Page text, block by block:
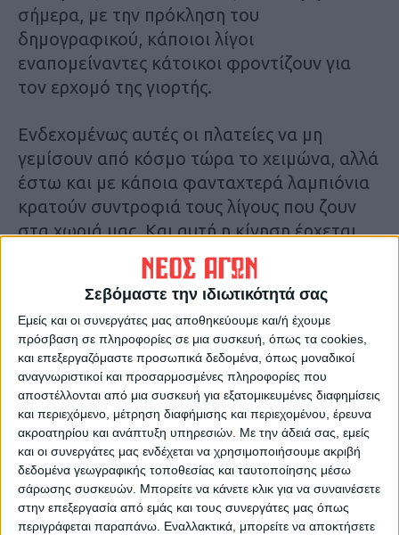
Σεβόμαστε την ιδιωτικότητά σας
Εμείς και οι συνεργάτες μας αποθηκεύουμε και/ή έχουμε
πρόσβαση σε πληροφορίες σε μια συσκευή, όπως τα cookies,
και επεξεργαζόμαστε προσωπικά δεδομένα, όπως μοναδικοί
αναγνωριστικοί και προσαρμοσμένες πληροφορίες που
αποστέλλονται από μια συσκευή για εξατομικευμένες διαφημίσεις
και περιεχόμενο, μέτρηση διαφήμισης και περιεχομένου, έρευνα
ακροατηρίου και ανάπτυξη υπηρεσιών. Με την άδειά σας, εμείς
και οι συνεργάτες μας ενδέχεται να χρησιμοποιήσουμε ακριβή
δεδομένα γεωγραφικής τοποθεσίας και ταυτοποίησης μέσω
σάρωσης συσκευών. Μπορείτε να κάνετε κλικ για να συναινέσετε
στην επεξεργασία από εμάς και τους συνεργάτες μας όπως
περιγράφεται παραπάνω. Εναλλακτικά, μπορείτε να αποκτήσετε
σήμερα, με την πρόκληση του
δημογραφικού, κάποιοι λίγοι
εναπομείναντες κάτοικοι φροντίζουν για
τον ερχομό της γιορτής.
Ενδεχομένως αυτές οι πλατείες να μη
γεμίσουν από κόσμο τώρα το χειμώνα, αλλά
έστω και με κάποια φανταχτερά λαμπιόνια
κρατούν συντροφιά τους λίγους που ζουν
στα χωριά μας. Και αυτή η κίνηση έρχεται
μαζί με όλες τις άλλες που γίνονται τούτο
τον καιρό, όπου ο άνθρωπος κατοικεί
ακόμη, όπου η ζωή μάλιστα έστω και με
δυσκολίες και λιγότερες οικίες φωνές γύρω
μας, συνεχίζει να υφίσταται σήμερα.
Η φωτογραφία είναι από το χωριό του
Καροπλεσίου της Δ.Ε. Ιτάμου, με το
φωτισμό της πλατείας και της παιδικής
χαράς να σημάνει την έναρξη των εορτών.
Δ.Γ.